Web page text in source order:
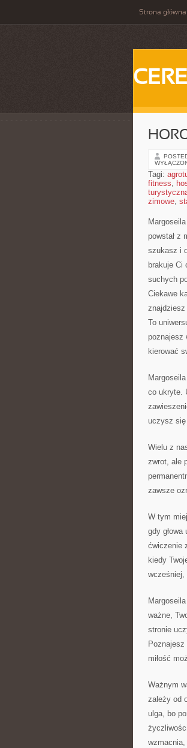
Strona główna
Tagi:
fitness,
zimowe,
powstał z
szukasz i
brakuje Ci
suchych
Ciekawe
znajdziesz
To
poznajesz
kierować
co ukryte.
uczysz się
Wielu z
zwrot, ale
zawsze
W tym
gdy
ćwiczenie
kiedy
wcześniej,
ważne,
stronie
miłość
Ważnym
zależy od
ulga, bo
wzmacnia,